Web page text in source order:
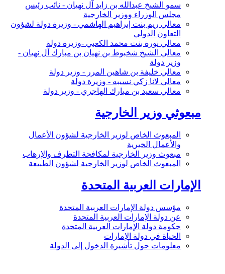
سمو الشيخ عبدالله بن زايد آل نهيان - نائب رئيس
مجلس الوزراء ووزير الخارجية
معالي ريم بنت إبراهيم الهاشمي - وزيرة دولة لشؤون
التعاون الدولي
معالي نورة بنت محمد الكعبي -وزيرة دولة
معالي الشيخ شخبوط بن نهيان بن مبارك آل نهيان -
وزير دولة
معالي خليفة بن شاهين المرر - وزير دولة
معالي لانا زكي نسيبه - وزيرة دولة
معالي سعيد بن مبارك الهاجري - وزير دولة
مبعوثي وزير الخارجية
المبعوث الخاص لوزير الخارجية لشؤون الأعمال
والأعمال الخيرية
مبعوث وزير الخارجية لمكافحة التطرف والإرهاب
المبعوث الخاص لوزير الخارجية لشؤون الطبيعة
الإمارات العربية المتحدة
مؤسس دولة الإمارات العربية المتحدة
عن دولة الإمارات العربية المتحدة
حكومة دولة الإمارات العربية المتحدة
الحياة في دولة الإمارات
معلومات حول تأشيرة الدخول إلى الدولة